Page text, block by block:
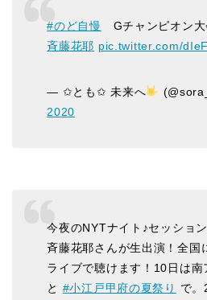
#のど自慢 Gチャンピオン
斉藤花耶 pic.twitter.com/
— ✩とも✩ 未来へ
2020
今夜のNYTナイト♪セッショ
斉藤花耶さんが生出演！全国
ライブで聴けます！10日は南
と #小江戸甲府の夏祭り で。